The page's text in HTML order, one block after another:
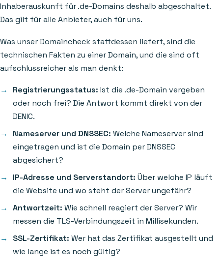
Inhaberauskunft für .de-Domains deshalb abgeschaltet.
Das gilt für alle Anbieter, auch für uns.
Was unser Domaincheck stattdessen liefert, sind die
technischen Fakten zu einer Domain, und die sind oft
aufschlussreicher als man denkt:
Registrierungsstatus: Ist die .de-Domain vergeben
oder noch frei? Die Antwort kommt direkt von der
DENIC.
Nameserver und DNSSEC: Welche Nameserver sind
eingetragen und ist die Domain per DNSSEC
abgesichert?
IP-Adresse und Serverstandort: Über welche IP läuft
die Website und wo steht der Server ungefähr?
Antwortzeit: Wie schnell reagiert der Server? Wir
messen die TLS-Verbindungszeit in Millisekunden.
SSL-Zertifikat: Wer hat das Zertifikat ausgestellt und
wie lange ist es noch gültig?